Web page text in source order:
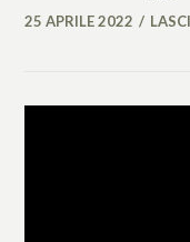
FLAVIA
25 APRILE 2022